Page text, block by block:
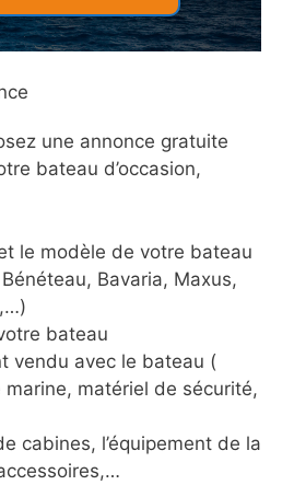
une annonce gratuite
bateau d’occasion,
le modèle de votre bateau
Bavaria, Maxus,
bateau
vendu avec le bateau (
marine, matériel de sécurité,
cabines, l’équipement de la